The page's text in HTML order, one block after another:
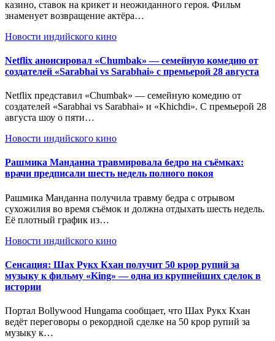
казино, ставок на крикет и неожиданного героя. Фильм
знаменует возвращение актёра…
Новости индийского кино
Netflix анонсировал «Chumbak» — семейную комедию от
создателей «Sarabhai vs Sarabhai» с премьерой 28 августа
Netflix представил «Chumbak» — семейную комедию от
создателей «Sarabhai vs Sarabhai» и «Khichdi». С премьерой 28
августа шоу о пяти…
Новости индийского кино
Рашмика Манданна травмировала бедро на съёмках:
врачи предписали шесть недель полного покоя
Рашмика Манданна получила травму бедра с отрывом
сухожилия во время съёмок и должна отдыхать шесть недель.
Её плотный график из…
Новости индийского кино
Сенсация: Шах Рукх Кхан получит 50 крор рупий за
музыку к фильму «King» — одна из крупнейших сделок в
истории
Портал Bollywood Hungama сообщает, что Шах Рукх Кхан
ведёт переговоры о рекордной сделке на 50 крор рупий за
музыку к…